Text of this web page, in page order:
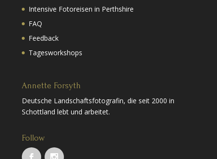
Intensive Fotoreisen in Perthshire
FAQ
Feedback
Tagesworkshops
Annette Forsyth
Deutsche Landschaftsfotografin, die seit 2000 in
Schottland lebt und arbeitet.
Follow